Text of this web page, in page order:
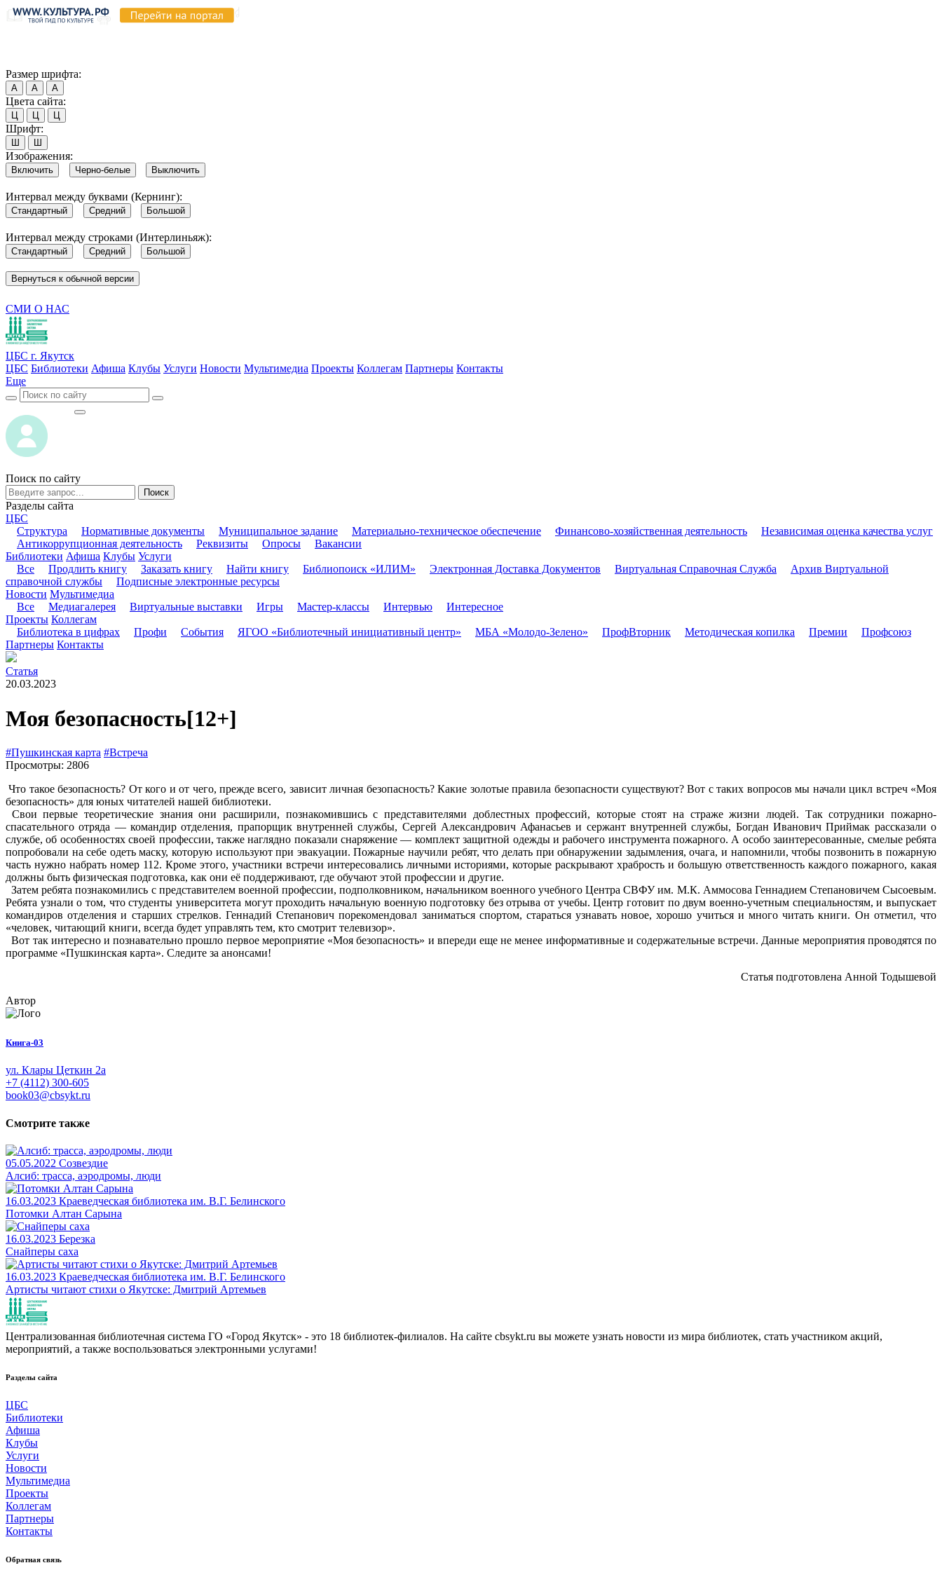
Размер шрифта:
А А А
Цвета сайта:
Ц Ц Ц
Шрифт:
Ш Ш
Изображения:
Включить Черно-белые Выключить
Интервал между буквами (Кернинг):
Стандартный Средний Большой
Интервал между строками (Интерлиньяж):
Стандартный Средний Большой
Вернуться к обычной версии
СМИ О НАС
ЦБС г. Якутск
ЦБС Библиотеки Афиша Клубы Услуги Новости Мультимедиа Проекты Коллегам Партнеры Контакты
Еще
Поиск по сайту
Поиск
Разделы сайта
ЦБС
Структура
Нормативные документы Муниципальное задание Материально-техническое обеспечение Финансово-хозяйственная деятельность
Независимая оценка качества услуг
Антикоррупционная деятельность
Реквизиты Опросы
Вакансии
Библиотеки Афиша Клубы Услуги
Все
Продлить книгу Заказать книгу Найти книгу Библиопоиск «ИЛИМ» Электронная Доставка Документов Виртуальная Справочная Служба
Архив Виртуальной
справочной службы
Подписные электронные ресурсы
Новости Мультимедиа
Все
Медиагалерея Виртуальные выставки Игры Мастер-классы Интервью
Интересное
Проекты Коллегам
Библиотека в цифрах
Профи События ЯГОО «Библиотечный инициативный центр» МБА «Молодо-Зелено» ПрофВторник Методическая копилка Премии
Профсоюз
Партнеры Контакты
Статья
20.03.2023
Моя безопасность[12+]
#Пушкинская карта #Встреча
Просмотры: 2806
Что такое безопасность? От кого и от чего, прежде всего, зависит личная безопасность? Какие золотые правила безопасности существуют? Вот с таких вопросов мы начали цикл встреч «Моя
безопасность» для юных читателей нашей библиотеки.
Свои первые теоретические знания они расширили, познакомившись с представителями доблестных профессий, которые стоят на страже жизни людей. Так сотрудники пожарно-
спасательного отряда — командир отделения, прапорщик внутренней службы, Сергей Александрович Афанасьев и сержант внутренней службы, Богдан Иванович Приймак рассказали о
службе, об особенностях своей профессии, также наглядно показали снаряжение — комплект защитной одежды и рабочего инструмента пожарного. А особо заинтересованные, смелые ребята
попробовали на себе одеть маску, которую используют при эвакуации. Пожарные научили ребят, что делать при обнаружении задымления, очага, и напомнили, чтобы позвонить в пожарную
часть нужно набрать номер 112. Кроме этого, участники встречи интересовались личными историями, которые раскрывают храбрость и большую ответственность каждого пожарного, какая
должны быть физическая подготовка, как они её поддерживают, где обучают этой профессии и другие.
Затем ребята познакомились с представителем военной профессии, подполковником, начальником военного учебного Центра СВФУ им. М.К. Аммосова Геннадием Степановичем Сысоевым.
Ребята узнали о том, что студенты университета могут проходить начальную военную подготовку без отрыва от учебы. Центр готовит по двум военно-учетным специальностям, и выпускает
командиров отделения и старших стрелков. Геннадий Степанович порекомендовал заниматься спортом, стараться узнавать новое, хорошо учиться и много читать книги. Он отметил, что
«человек, читающий книги, всегда будет управлять тем, кто смотрит телевизор».
Вот так интересно и познавательно прошло первое мероприятие «Моя безопасность» и впереди еще не менее информативные и содержательные встречи. Данные мероприятия проводятся по
программе «Пушкинская карта». Следите за анонсами!
Статья подготовлена Анной Тодышевой
Автор
Книга-03
ул. Клары Цеткин 2а
+7 (4112) 300-605
book03@cbsykt.ru
Смотрите также
05.05.2022 Созвездие
Алсиб: трасса, аэродромы, люди
16.03.2023 Краеведческая библиотека им. В.Г. Белинского
Потомки Алтан Сарына
16.03.2023 Березка
Снайперы саха
16.03.2023 Краеведческая библиотека им. В.Г. Белинского
Артисты читают стихи о Якутске: Дмитрий Артемьев
Централизованная библиотечная система ГО «Город Якутск» - это 18 библиотек-филиалов. На сайте cbsykt.ru вы можете узнать новости из мира библиотек, стать участником акций,
мероприятий, а также воспользоваться электронными услугами!
Разделы сайта
ЦБС
Библиотеки
Афиша
Клубы
Услуги
Новости
Мультимедиа
Проекты
Коллегам
Партнеры
Контакты
Обратная связь